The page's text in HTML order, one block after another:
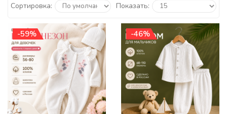
Сортировка:
Показать:
-59% -46%